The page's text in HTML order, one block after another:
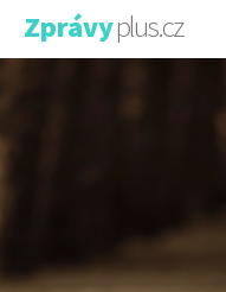
Zprávyplus.cz